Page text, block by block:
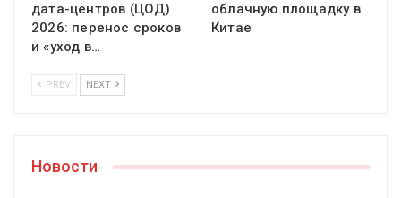
дата-центров (ЦОД)
2026: перенос сроков
и «уход в…
облачную площадку в
Китае
PREV NEXT
Новости